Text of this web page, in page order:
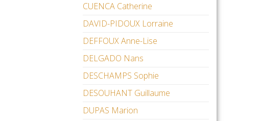
CUENCA Catherine
DAVID-PIDOUX Lorraine
DEFFOUX Anne-Lise
DELGADO Nans
DESCHAMPS Sophie
DESOUHANT Guillaume
DUPAS Marion